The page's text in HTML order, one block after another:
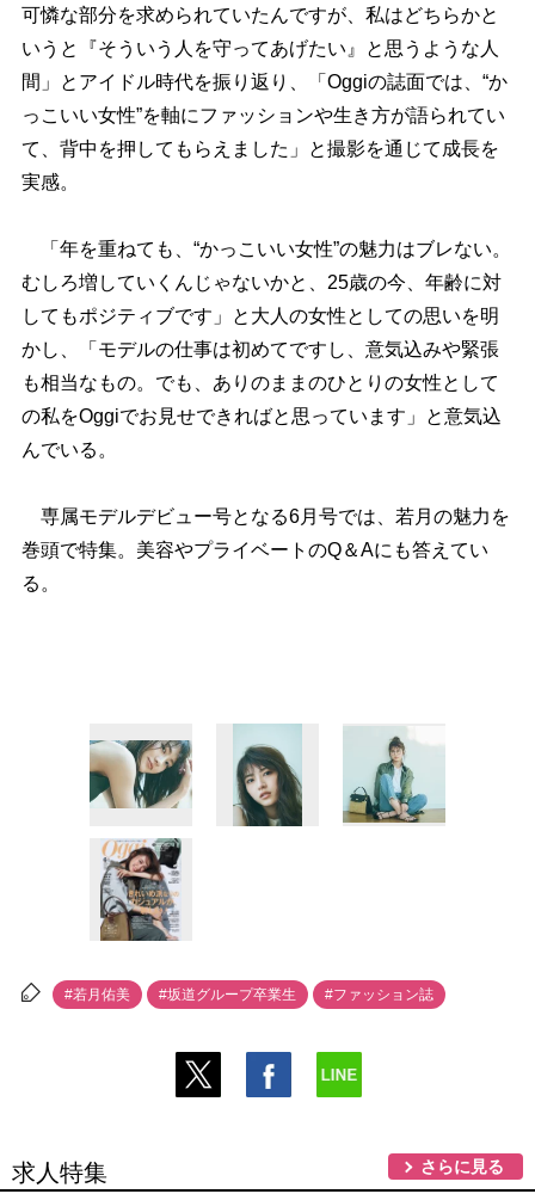
可憐な部分を求められていたんですが、私はどちらかと
いうと『そういう人を守ってあげたい』と思うような人
間」とアイドル時代を振り返り、「Oggiの誌面では、“か
っこいい女性”を軸にファッションや生き方が語られてい
て、背中を押してもらえました」と撮影を通じて成長を
実感。
「年を重ねても、“かっこいい女性”の魅力はブレない。
むしろ増していくんじゃないかと、25歳の今、年齢に対
してもポジティブです」と大人の女性としての思いを明
かし、「モデルの仕事は初めてですし、意気込みや緊張
も相当なもの。でも、ありのままのひとりの女性として
の私をOggiでお見せできればと思っています」と意気込
んでいる。
専属モデルデビュー号となる6月号では、若月の魅力を
巻頭で特集。美容やプライベートのQ＆Aにも答えてい
る。
#若月佑美 #坂道グループ卒業生 #ファッション誌
求人特集 さらに見る